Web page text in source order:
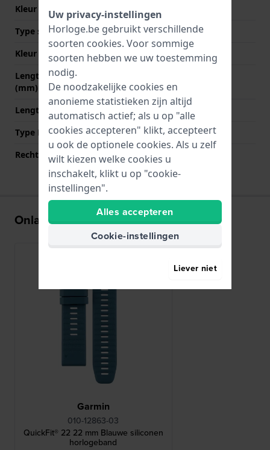
Kleur Band
Blauw
Type sluiting
Gesp
Kleur sluiting
Zwart
Lengte band op 12 uur
(mm)
Lengte band op 6 uur (mm)
120 mm
Type Bevestiging
QuickFit
Rechte aanzet
Onlangs bekeken
Garmin
010-12863-03
QuickFit® 22 22 mm Blauwe siliconen
horlogeband
Uw privacy-instellingen
Horloge.be gebruikt verschillende
soorten cookies. Voor sommige
soorten hebben we uw toestemming
nodig.
De noodzakelijke cookies en
anonieme statistieken zijn altijd
automatisch actief; als u op "alle
cookies accepteren" klikt, accepteert
u ook de optionele cookies. Als u zelf
wilt kiezen welke cookies u
inschakelt, klikt u op "cookie-
instellingen".
Alles accepteren
Cookie-instellingen
Liever niet